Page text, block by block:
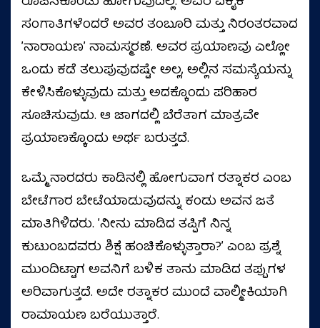
ಸಂಗಾತಿಗಳೆಂದರೆ ಅವರ ತಂಬೂರಿ ಮತ್ತು ನಿರಂತರವಾದ
ʼನಾರಾಯಣʼ ನಾಮಸ್ಮರಣೆ. ಅವರ ಪ್ರಯಾಣವು ಎಲ್ಲೋ
ಒಂದು ಕಡೆ ತಲುಪುವುದಷ್ಟೇ ಅಲ್ಲ, ಅಲ್ಲಿನ ಸಮಸ್ಯೆಯನ್ನು
ಕೇಳಿಸಿಕೊಳ್ಳುವುದು ಮತ್ತು ಅದಕ್ಕೊಂದು ಪರಿಹಾರ
ಸೂಚಿಸುವುದು. ಆ ಜಾಗದಲ್ಲಿ ಬೆರೆತಾಗ ಮಾತ್ರವೇ
ಪ್ರಯಾಣಕ್ಕೊಂದು ಅರ್ಥ ಬರುತ್ತದೆ.
ಒಮ್ಮೆ ನಾರದರು ಕಾಡಿನಲ್ಲಿ ಹೋಗುವಾಗ ರತ್ನಾಕರ ಎಂಬ
ಬೇಟೆಗಾರ ಬೇಟೆಯಾಡುವುದನ್ನು ಕಂಡು ಅವನ ಜತೆ
ಮಾತಿಗಿಳಿದರು. ʼನೀನು ಮಾಡಿದ ತಪ್ಪಿಗೆ ನಿನ್ನ
ಕುಟುಂಬದವರು ಶಿಕ್ಷೆ ಹಂಚಿಕೊಳ್ಳುತ್ತಾರಾ?ʼ ಎಂಬ ಪ್ರಶ್ನೆ
ಮುಂದಿಟ್ಟಾಗ ಅವನಿಗೆ ಬಳಿಕ ತಾನು ಮಾಡಿದ ತಪ್ಪುಗಳ
ಅರಿವಾಗುತ್ತದೆ. ಅದೇ ರತ್ನಾಕರ ಮುಂದೆ ವಾಲ್ಮೀಕಿಯಾಗಿ
ರಾಮಾಯಣ ಬರೆಯುತ್ತಾರೆ.